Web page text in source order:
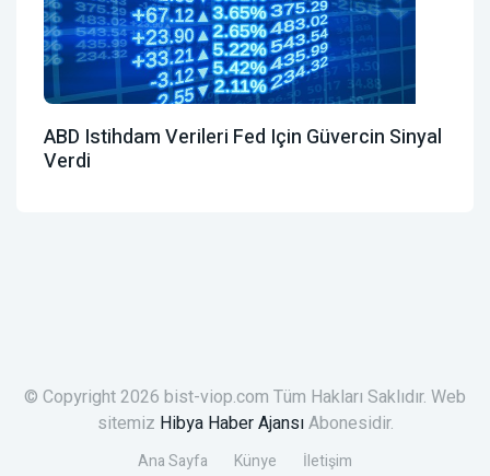
ABD Istihdam Verileri Fed Için Güvercin Sinyal
Verdi
© Copyright 2026 bist-viop.com Tüm Hakları Saklıdır. Web
sitemiz Hibya Haber AjansıAbonesidir.
Ana Sayfa Künye İletişim